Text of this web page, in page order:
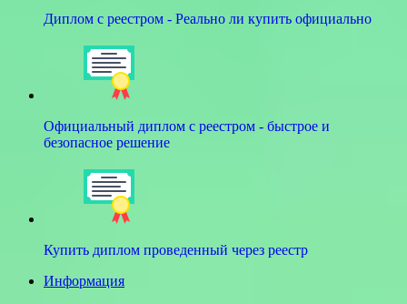
Диплом с реестром - Реально ли купить официально
Официальный диплом с реестром - быстрое и
безопасное решение
Купить диплом проведенный через реестр
Информация